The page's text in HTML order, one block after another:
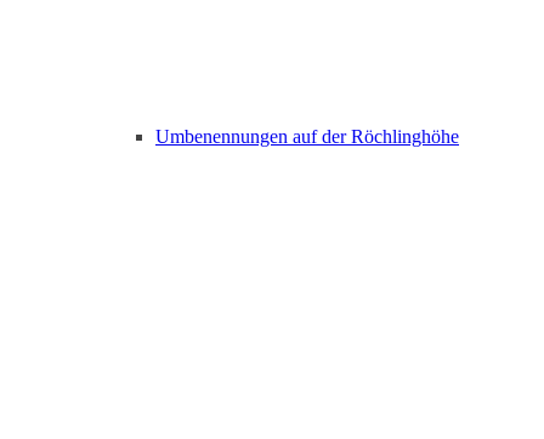
Umbenennungen auf der Röchlinghöhe